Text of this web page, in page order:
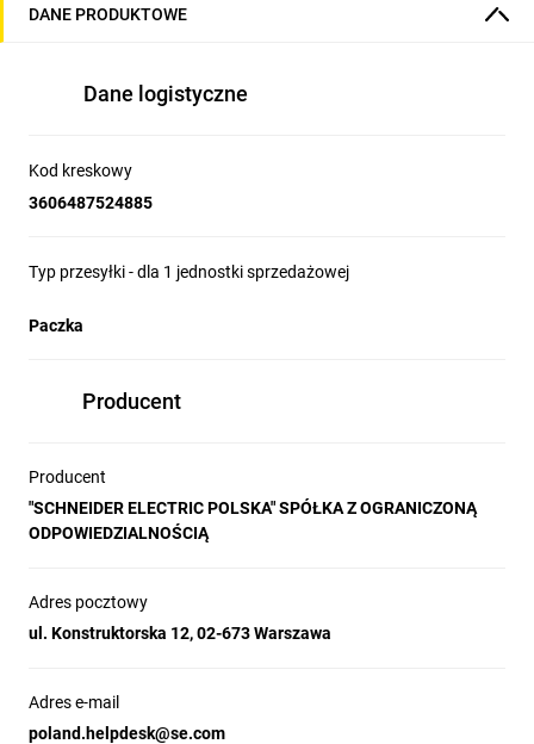
DANE PRODUKTOWE
Dane logistyczne
Kod kreskowy
3606487524885
Typ przesyłki - dla 1 jednostki sprzedażowej
Paczka
Producent
Producent
"SCHNEIDER ELECTRIC POLSKA" SPÓŁKA Z OGRANICZONĄ
ODPOWIEDZIALNOŚCIĄ
Adres pocztowy
ul. Konstruktorska 12, 02-673 Warszawa
Adres e-mail
poland.helpdesk@se.com